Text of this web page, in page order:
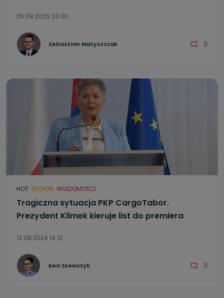
26.09.2025 20:00
Sebastian Matyszczak 3
HOT REGION WIADOMOŚCI
Tragiczna sytuacja PKP CargoTabor.
Prezydent Klimek kieruje list do premiera
12.08.2024 14:21
Ewa Szewczyk 3